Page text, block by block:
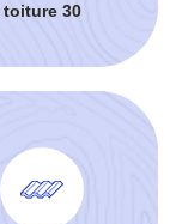
toiture 30